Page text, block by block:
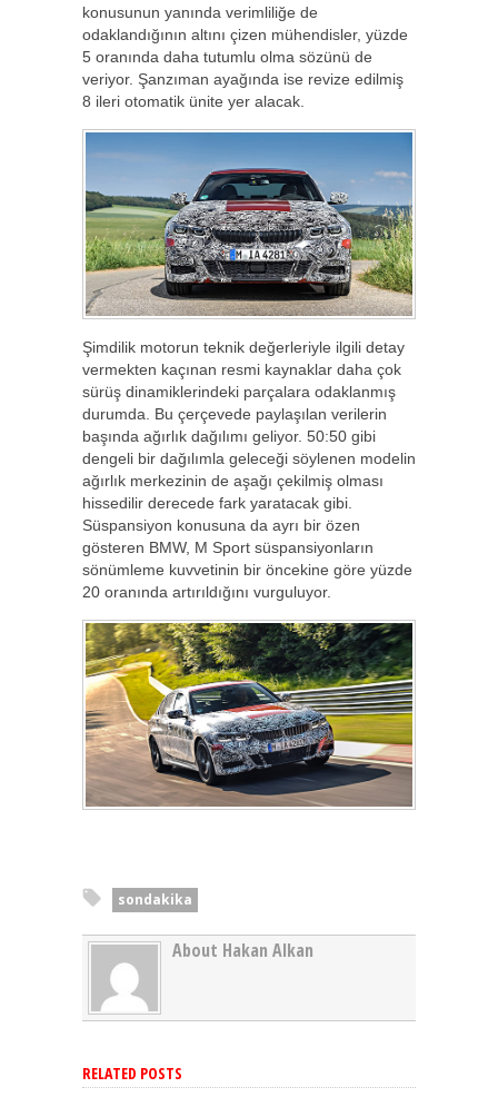
konusunun yanında verimliliğe de
odaklandığının altını çizen mühendisler, yüzde
5 oranında daha tutumlu olma sözünü de
veriyor. Şanzıman ayağında ise revize edilmiş
8 ileri otomatik ünite yer alacak.
Şimdilik motorun teknik değerleriyle ilgili detay
vermekten kaçınan resmi kaynaklar daha çok
sürüş dinamiklerindeki parçalara odaklanmış
durumda. Bu çerçevede paylaşılan verilerin
başında ağırlık dağılımı geliyor. 50:50 gibi
dengeli bir dağılımla geleceği söylenen modelin
ağırlık merkezinin de aşağı çekilmiş olması
hissedilir derecede fark yaratacak gibi.
Süspansiyon konusuna da ayrı bir özen
gösteren BMW, M Sport süspansiyonların
sönümleme kuvvetinin bir öncekine göre yüzde
20 oranında artırıldığını vurguluyor.
sondakika
About Hakan Alkan
RELATED POSTS